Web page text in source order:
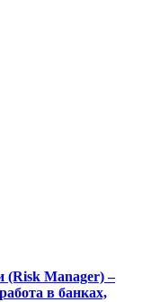
(Risk Manager) –
в банках,